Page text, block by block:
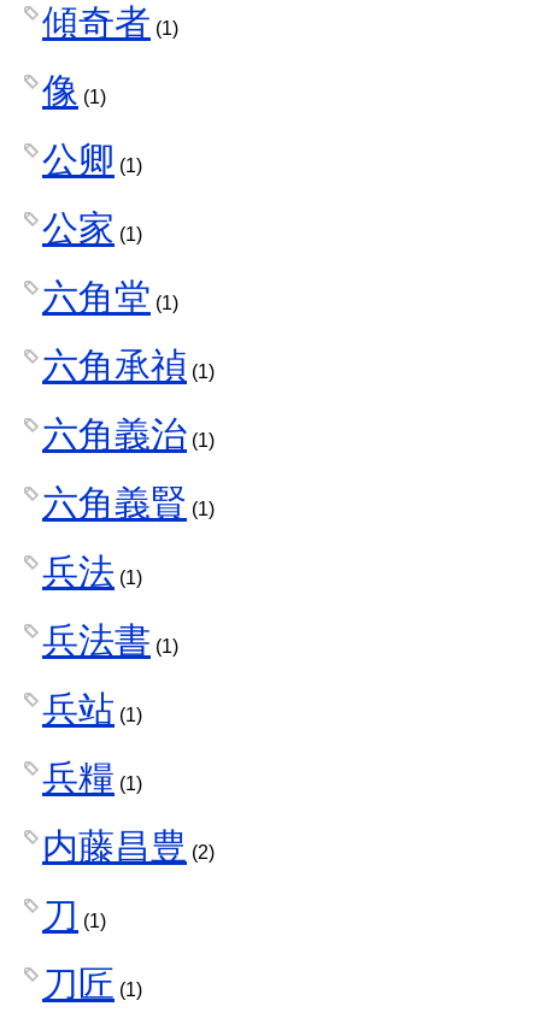
傾奇者 (1)
像 (1)
公卿 (1)
公家 (1)
六角堂 (1)
六角承禎 (1)
六角義治 (1)
六角義賢 (1)
兵法 (1)
兵法書 (1)
兵站 (1)
兵糧 (1)
内藤昌豊 (2)
刀 (1)
刀匠 (1)